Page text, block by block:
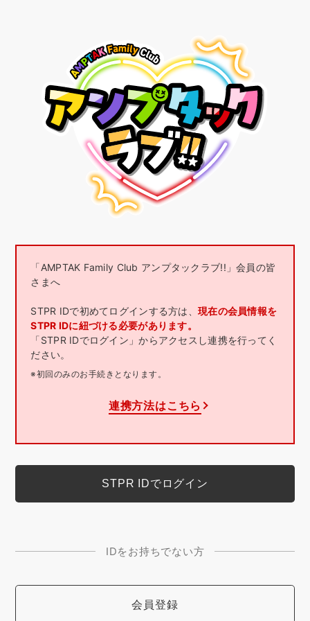
「AMPTAK Family Club アンプタックラブ!!」会員の皆
さまへ
STPR IDで初めてログインする方は、 現在の会員情報を
STPR IDに紐づける必要があります。
「STPR IDでログイン」からアクセスし連携を行ってく
ださい。
※初回のみのお手続きとなります。
連携方法はこちら
IDをお持ちでない方
会員登録